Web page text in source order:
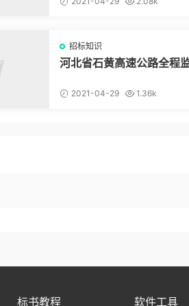
招标知识
河北省石黄高速公路全程
改造工程
2021-04-29 1.36k
标书教程 软件工具